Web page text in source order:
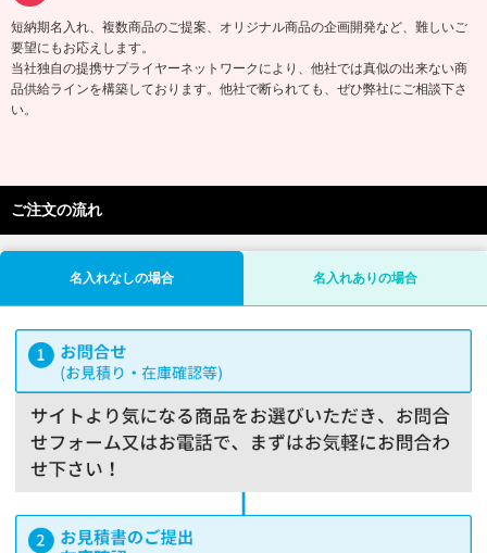
短納期名入れ、複数商品のご提案、オリジナル商品の企画開発など、難しいご
要望にもお応えします。
当社独自の提携サプライヤーネットワークにより、他社では真似の出来ない商
品供給ラインを構築しております。他社で断られても、ぜひ弊社にご相談下さ
い。
ご注文の流れ
名入れなしの場合 名入れありの場合